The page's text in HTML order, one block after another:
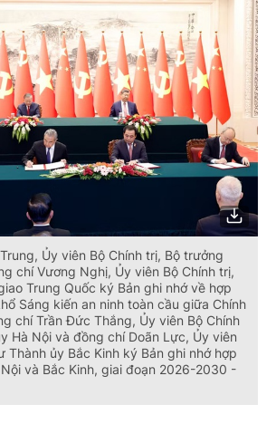
Ủy viên Bộ Chính trị, Bộ trưởng
chí Vương Nghị, Ủy viên Bộ Chính trị,
Trung Quốc ký Bản ghi nhớ về hợp
Sáng kiến an ninh toàn cầu giữa Chính
chí Trần Đức Thắng, Ủy viên Bộ Chính
Hà Nội và đồng chí Doãn Lực, Ủy viên
Thành ủy Bắc Kinh ký Bản ghi nhớ hợp
và Bắc Kinh, giai đoạn 2026-2030 -